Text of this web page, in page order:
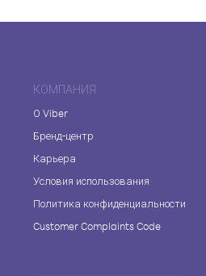
КОМПАНИЯ
О Viber
Бренд-центр
Карьера
Условия использования
Политика конфиденциальности
Customer Complaints Code